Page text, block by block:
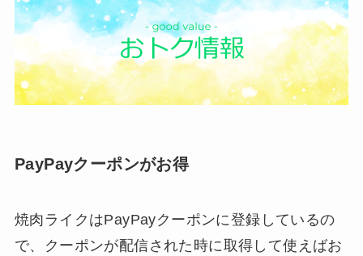
PayPayクーポンがお得
焼肉ライクはPayPayクーポンに登録しているの
で、クーポンが配信された時に取得して使えばお